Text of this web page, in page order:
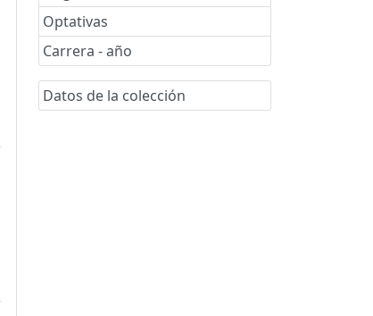
Optativas
Carrera - año
Datos de la colección